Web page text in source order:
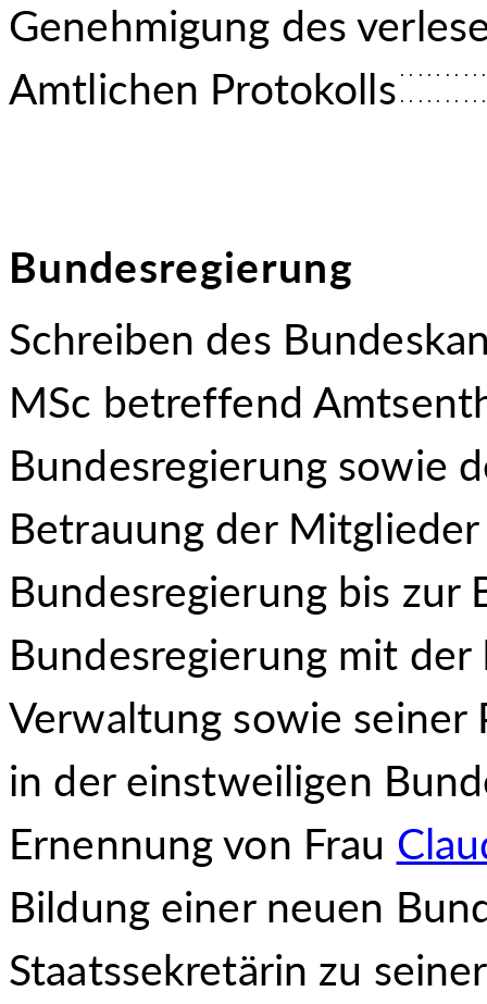
Genehmigung des
Amtlichen Protokolls
Bundesregierung
Schreiben des
MSc betreffend Amtsent
Bundesregierung sowie
Betrauung der
Bundesregierung bis zur
Bundesregierung mit
Verwaltung sowie seiner
in der einstweiligen
Ernennung von Frau
Bildung einer neuen
Staatssekretärin zu